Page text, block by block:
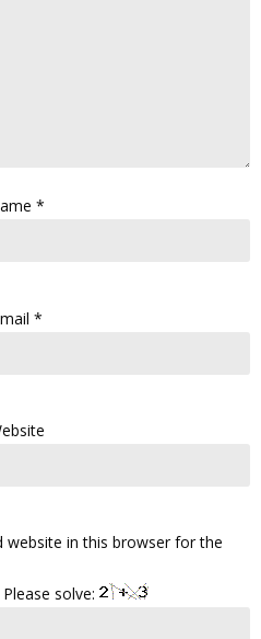
*
*
website in this browser for the
solve: